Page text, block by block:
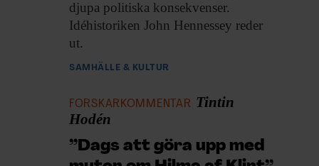
djupa politiska konsekvenser.
Idéhistoriken John Hennessey reder
ut.
SAMHÄLLE & KULTUR
FORSKARKOMMENTAR Tintin
Hodén
”Dags att göra upp med